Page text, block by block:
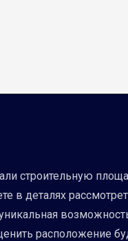
строительную
в деталях
расположение